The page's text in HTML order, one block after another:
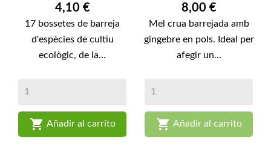
Preu
4,10 €
17 bossetes de barreja
d'espècies de cultiu
ecològic, de la...
 Añadir al carrito
Preu
8,00 €
Mel crua barrejada amb
gingebre en pols. Ideal per
afegir un...
 Añadir al carrito